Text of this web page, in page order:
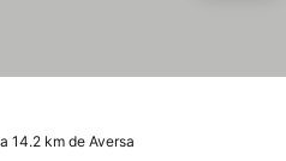
14.2 km de Aversa